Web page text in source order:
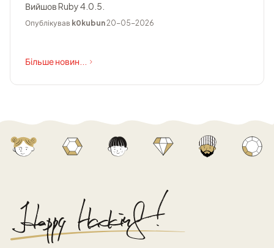
Вийшов Ruby 4.0.5.
Опублікував k0kubun20-05-2026
Більше новин...